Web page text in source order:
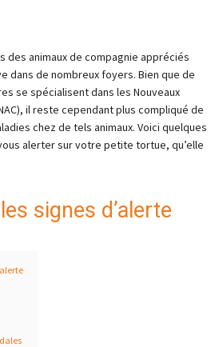
des animaux de compagnie appréciés
dans de nombreux foyers. Bien que de
se spécialisent dans les Nouveaux
il reste cependant plus compliqué de
chez de tels animaux. Voici quelques
alerter sur votre petite tortue, qu’elle
signes d’alerte